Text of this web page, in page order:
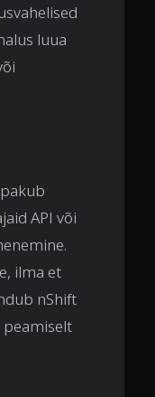
luua
API või
ilma et
nShift
peamiselt